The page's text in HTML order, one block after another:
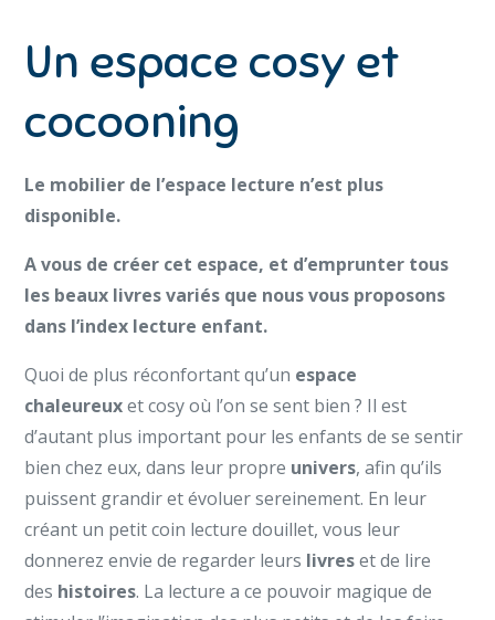
Un espace cosy et
cocooning
Le mobilier de l’espace lecture n’est plus
disponible.
A vous de créer cet espace, et d’emprunter tous
les beaux livres variés que nous vous proposons
dans l’index lecture enfant.
Quoi de plus réconfortant qu’un espace
chaleureuxet cosy où l’on se sent bien ? Il est
d’autant plus important pour les enfants de se sentir
bien chez eux, dans leur propre univers, afin qu’ils
puissent grandir et évoluer sereinement. En leur
créant un petit coin lecture douillet, vous leur
donnerez envie de regarder leurs livreset de lire
des histoires. La lecture a ce pouvoir magique de